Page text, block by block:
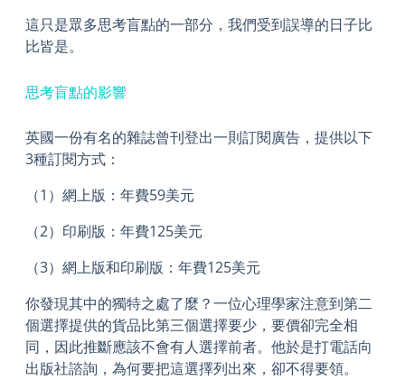
這只是眾多思考盲點的一部分，我們受到誤導的日子比
比皆是。
思考盲點的影響
英國一份有名的雜誌曾刊登出一則訂閱廣告，提供以下
3種訂閱方式：
（1）網上版：年費59美元
（2）印刷版：年費125美元
（3）網上版和印刷版：年費125美元
你發現其中的獨特之處了麼？一位心理學家注意到第二
個選擇提供的貨品比第三個選擇要少，要價卻完全相
同，因此推斷應該不會有人選擇前者。他於是打電話向
出版社諮詢，為何要把這選擇列出來，卻不得要領。